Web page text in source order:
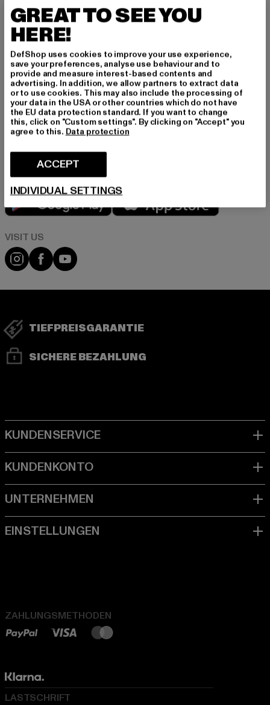
An welchen Produkten bist du interessiert?
MÄNNER
FRAUEN
E-MAIL
ANMELDEN
Informationen dazu, wie DefShop mit Deinen Daten umgeht, findest Du
in unserer Datenschutzerklärung. Du kannst Dich jederzeit kostenfei
Play market
Visit our Instagram page:
Visit our Facebook page:
Visit our YouTube channel:
TIEFPREISGARANTIE
SICHERE BEZAHLUNG
ZAHLUNGSMETHODEN
LASTSCHRIFT
GREAT TO SEE YOU
HERE!
DefShop uses cookies to improve your use experience,
save your preferences, analyse use behaviour and to
provide and measure interest-based contents and
advertising. In addition, we allow partners to extract data
or to use cookies. This may also include the processing of
your data in the USA or other countries which do not have
the EU data protection standard. If you want to change
this, click on "Custom settings". By clicking on "Accept" you
agree to this. Data protection
ACCEPT
INDIVIDUAL SETTINGS